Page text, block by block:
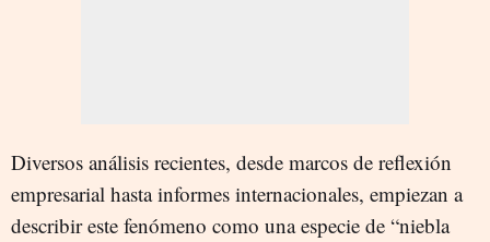
Diversos análisis recientes, desde marcos de reflexión
empresarial hasta informes internacionales, empiezan a
describir este fenómeno como una especie de “niebla